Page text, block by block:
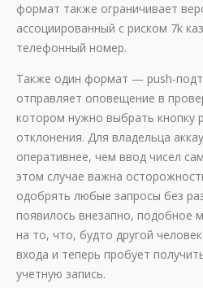
формат также ограничивает
ассоциированный с риском 7k
телефонный номер.
Также один формат — push-
отправляет оповещение в
котором нужно выбрать кнопку
отклонения. Для владельца
оперативнее, чем ввод чисел
этом случае важна
одобрять любые запросы без
появилось внезапно, подобное
на то, что, будто другой
входа и теперь пробует
учетную запись.